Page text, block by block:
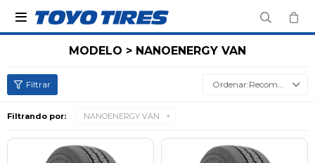

MODELO > NANOENERGY VAN
Recomendados
Filtrando por: NANOENERGY VAN